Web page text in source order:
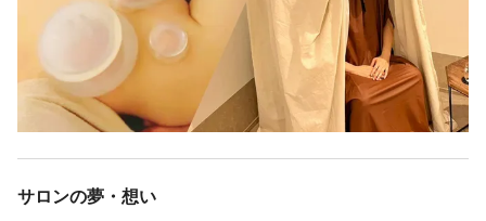
土日のどちらかは必須出勤ですが、それ以外はご希望を最大限調
整します。(連休も可能です)
休日
未経験の試用期間でも1,200円スタート、経験者の場合は職務活動
サロンの夢・想い